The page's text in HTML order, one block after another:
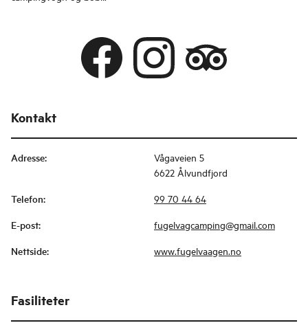
Kontakt
Adresse:
Vågaveien 5
6622 Ålvundfjord
Telefon: 99 70 44 64
E-post: fugelvagcamping@gmail.com
Nettside: www.fugelvaagen.no
Fasiliteter